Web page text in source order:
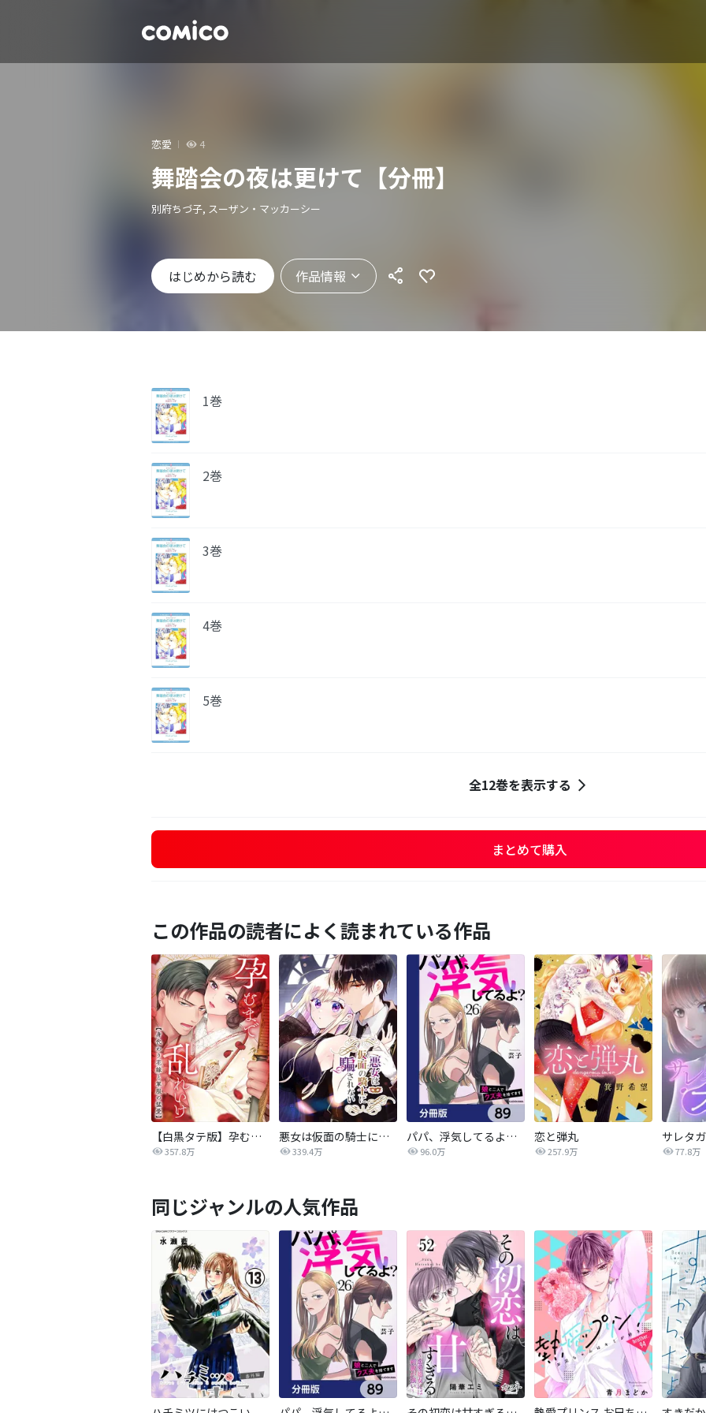
恋愛 4
舞踏会の夜は更けて【分冊】
別府ちづ子, スーザン・マッカーシー
はじめから読む 作品情報
1巻
2巻
3巻
4巻
5巻
全12巻を表示する
まとめて購入
この作品の読者によく読まれている作品
【白黒タテ版】孕むまで乱れいけ～身代わり花嫁と軍服の猛愛
357.8万
悪女は仮面の騎士に騙されない
339.4万
パパ、浮気してるよ？娘と二人でクズ夫を捨てます【分冊版】
96.0万
恋と弾丸
257.9万 77.8万
同じジャンルの人気作品